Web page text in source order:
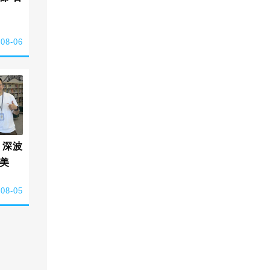
06
波
05